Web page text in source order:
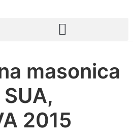
masonica
2015